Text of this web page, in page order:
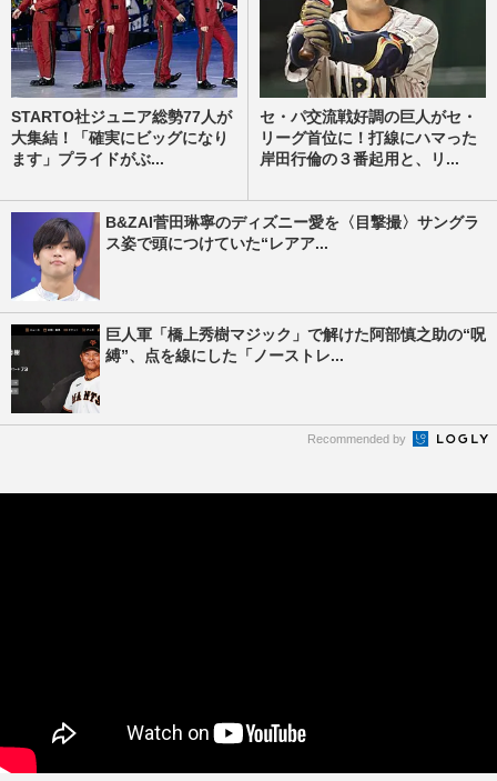
STARTO社ジュニア総勢77人が
大集結！「確実にビッグになり
ます」プライドがぶ...
セ・パ交流戦好調の巨人がセ・
リーグ首位に！打線にハマった
岸田行倫の３番起用と、リ...
B&ZAI菅田琳寧のディズニー愛を〈目撃撮〉サングラ
ス姿で頭につけていた“レアア...
巨人軍「橋上秀樹マジック」で解けた阿部慎之助の“呪
縛”、点を線にした「ノーストレ...
Recommended by